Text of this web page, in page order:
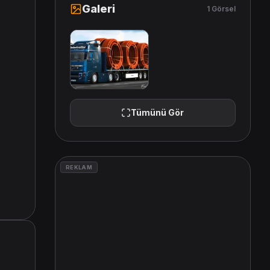
Galeri 1 Görsel
Tümünü Gör
REKLAM